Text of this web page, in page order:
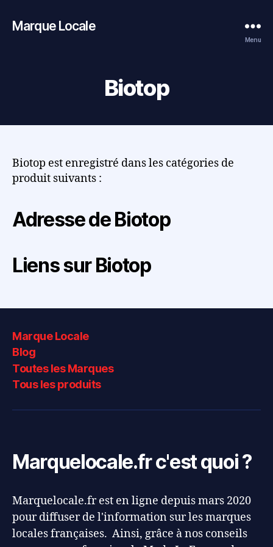
Marque Locale
Menu
Biotop
Biotop est enregistré dans les catégories de
produit suivants :
Adresse de Biotop
Liens sur Biotop
Marque Locale
Blog
Toutes les Marques
Tous les produits
Marquelocale.fr c'est quoi ?
Marquelocale.fr est en ligne depuis mars 2020
pour diffuser de l'information sur les marques
locales françaises. Ainsi, grâce à nos conseils